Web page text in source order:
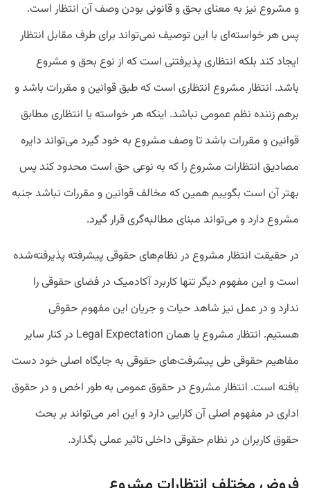
و مشروع نیز به معنای بحق و قانونی بودن وصف آن انتظار است.
پس هر خواسته‌ای با این توصیف نمی‌تواند برای طرف مقابل انتظار
ایجاد کند بلکه انتظاری پذیرفتنی است که از نوع بحق و مشروع
باشد. انتظار مشروع انتظاری است که طبق قوانین و مقررات باشد و
برهم زننده نظم عمومی نباشد. اینکه هر خواسته یا انتظاری مطابق
قوانین و مقررات باشد تا وصف مشروع به خود گیرد می‌تواند دایره
مصادیق انتظارات مشروع را که به نوعی حق است محدود کند پس
بهتر آن است بگوییم همین که مخالف قوانین و مقررات نباشد جنبه
مشروع دارد و می‌تواند مبنای مطالبه‌گری قرار گیرد.
در حقیقت انتظار مشروع در نظام‌های حقوقی پیشرفته پذیرفته‌شده
است و این مفهوم دیگر تنها کاربرد آکادمیک در فضای حقوقی را
ندارد و در عمل نیز شاهد حیات و جریان این مفهوم حقوقی
هستیم. انتظار مشروع یا همان Legal Expectation در کنار سایر
مفاهیم حقوقی طی پیشرفت‌های حقوقی به جایگاه اصلی خود دست
یافته است. انتظار مشروع در حقوق عمومی به طور اخص و در حقوق
اداری در مفهوم اصلی آن کارایی دارد و این امر می‌تواند بر بحث
حقوق کاربران در نظام حقوقی داخلی تاثیر عملی بگذارد.